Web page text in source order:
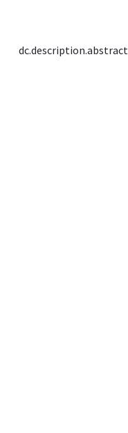
dc.description.abstract